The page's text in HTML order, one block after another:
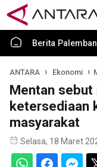
Berita
ANTARA Ekonomi
Mentan sebut
ketersediaan
masyarakat
Selasa, 18 Maret